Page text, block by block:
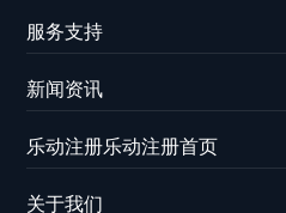
服务支持
新闻资讯
乐动注册乐动注册首页
关于我们